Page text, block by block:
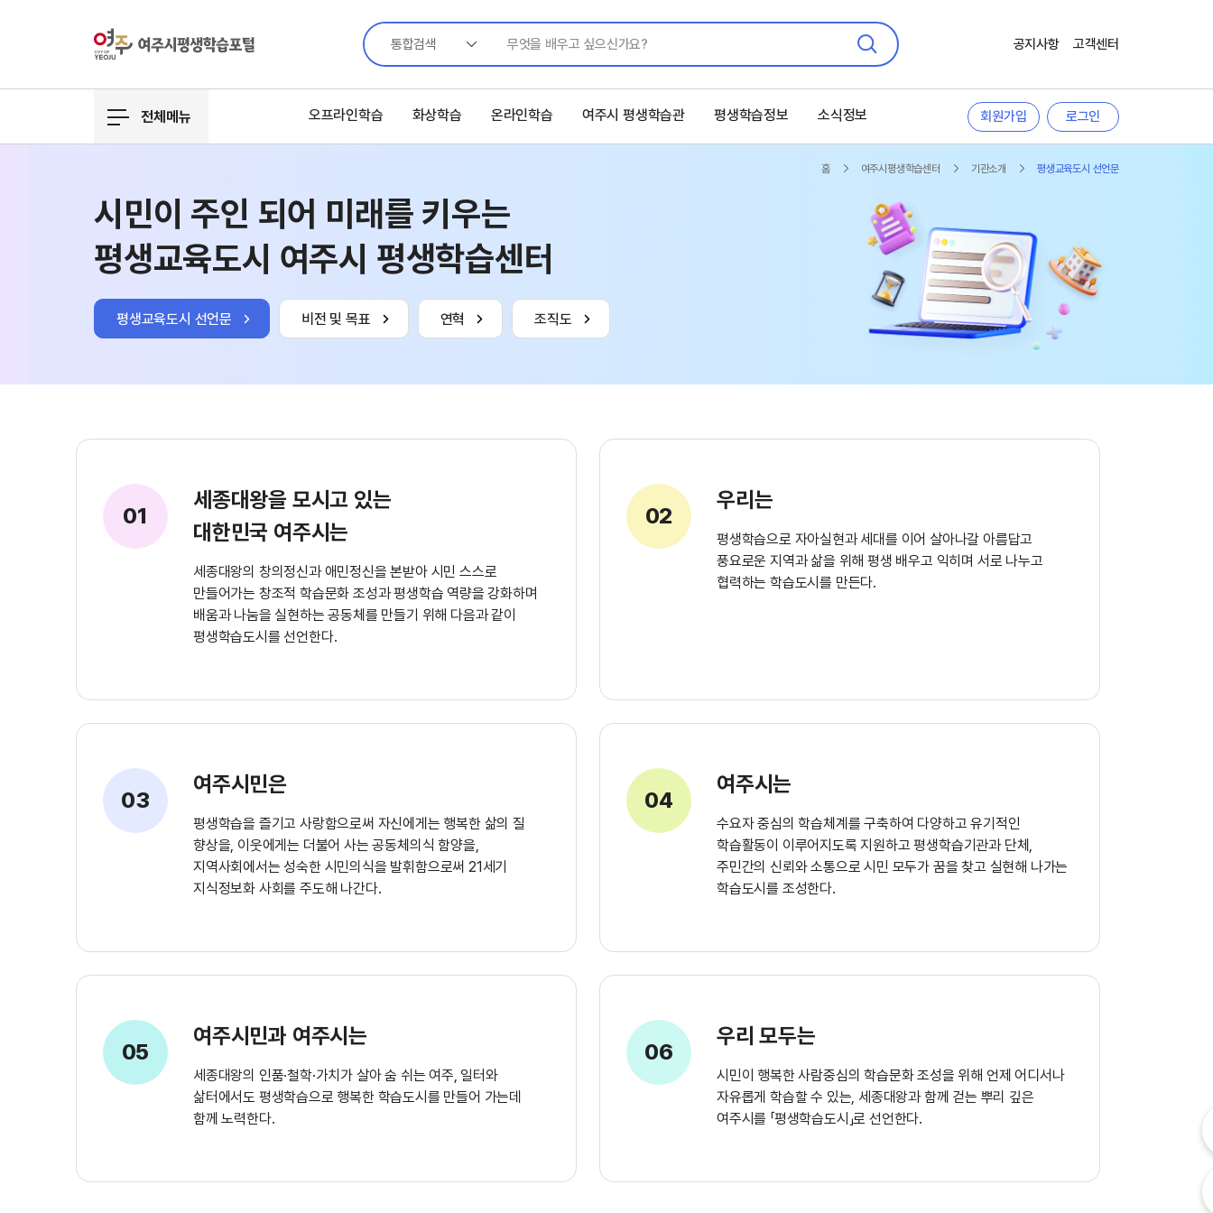
통합검색 검색 공지사항 고객센터
전체메뉴 오프라인학습 화상학습 온라인학습 여주시 평생학습관 평생학습정보 소식정보 회원가입 로그인
홈 여주시평생학습센터 기관소개 평생교육도시 선언문
시민이 주인 되어 미래를 키우는
평생교육도시 여주시 평생학습센터
평생교육도시 선언문 비전 및 목표 연혁 조직도
01
세종대왕을 모시고 있는
대한민국 여주시는
세종대왕의 창의정신과 애민정신을 본받아 시민 스스로
만들어가는 창조적 학습문화 조성과 평생학습 역량을 강화하며
배움과 나눔을 실현하는 공동체를 만들기 위해 다음과 같이
평생학습도시를 선언한다.
02
우리는
평생학습으로 자아실현과 세대를 이어 살아나갈 아름답고
풍요로운 지역과 삶을 위해 평생 배우고 익히며 서로 나누고
협력하는 학습도시를 만든다.
03
여주시민은
평생학습을 즐기고 사랑함으로써 자신에게는 행복한 삶의 질
향상을, 이웃에게는 더불어 사는 공동체의식 함양을,
지역사회에서는 성숙한 시민의식을 발휘함으로써 21세기
지식정보화 사회를 주도해 나간다.
04
여주시는
수요자 중심의 학습체계를 구축하여 다양하고 유기적인
학습활동이 이루어지도록 지원하고 평생학습기관과 단체,
주민간의 신뢰와 소통으로 시민 모두가 꿈을 찾고 실현해 나가는
학습도시를 조성한다.
05
여주시민과 여주시는
세종대왕의 인품·철학·가치가 살아 숨 쉬는 여주, 일터와
삶터에서도 평생학습으로 행복한 학습도시를 만들어 가는데
함께 노력한다.
06
우리 모두는
시민이 행복한 사람중심의 학습문화 조성을 위해 언제 어디서나
자유롭게 학습할 수 있는, 세종대왕과 함께 걷는 뿌리 깊은
여주시를 「평생학습도시」로 선언한다.